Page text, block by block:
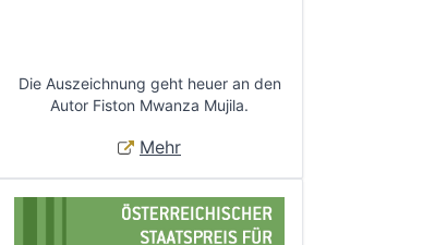
Die Auszeichnung geht heuer an den
Autor Fiston Mwanza Mujila.
Mehr